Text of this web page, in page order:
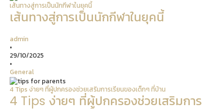
เส้นทางสู่การเป็นนักกีฬาในยุคนี้
เส้นทางสู่การเป็นนักกีฬาในยุคนี้
admin
•
29/10/2025
•
General
4 Tips ง่ายๆ ที่ผู้ปกครองช่วยเสริมการเรียนของเด็กๆ ที่บ้าน
4 Tips ง่ายๆ ที่ผู้ปกครองช่วยเสริมการ